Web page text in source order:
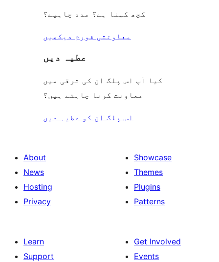
کچھ کہنا ہے؟ مدد چاہیے؟
معاونتی فورم دیکھیں
عطیہ دیں
کیا آپ اس پلگ ان کی ترقی میں
معاونت کرنا چاہتے ہیں؟
اس پلگ ان کو عطیہ دیں
About
News
Hosting
Privacy
Showcase
Themes
Plugins
Patterns
Learn
Support
Get Involved
Events